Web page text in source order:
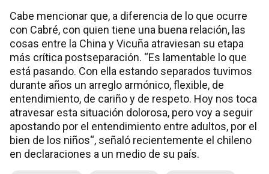
Cabe mencionar que, a diferencia de lo que ocurre
con Cabré, con quien tiene una buena relación, las
cosas entre la China y Vicuña atraviesan su etapa
más crítica postseparación. “Es lamentable lo que
está pasando. Con ella estando separados tuvimos
durante años un arreglo armónico, flexible, de
entendimiento, de cariño y de respeto. Hoy nos toca
atravesar esta situación dolorosa, pero voy a seguir
apostando por el entendimiento entre adultos, por el
bien de los niños“, señaló recientemente el chileno
en declaraciones a un medio de su país.